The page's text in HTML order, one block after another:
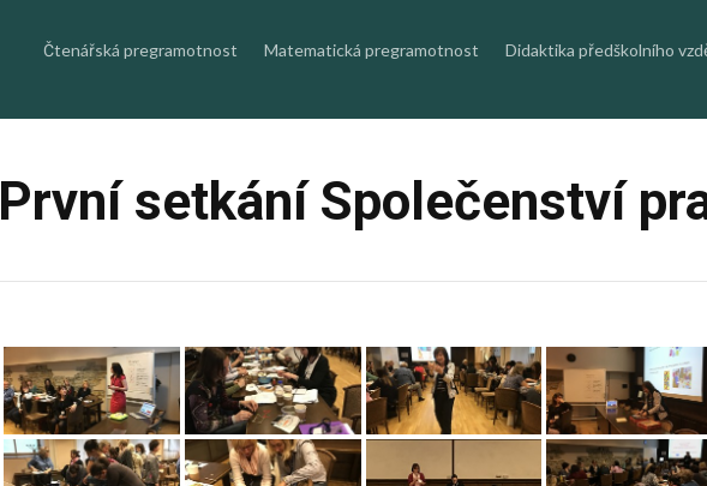
content
Čtenářská pregramotnost Matematická pregramotnost Didaktika předškolního
První setkání Společenství